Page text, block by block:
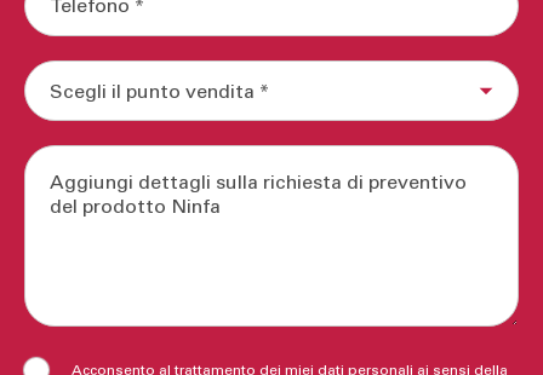
Acconsento al trattamento dei miei dati personali ai sensi della